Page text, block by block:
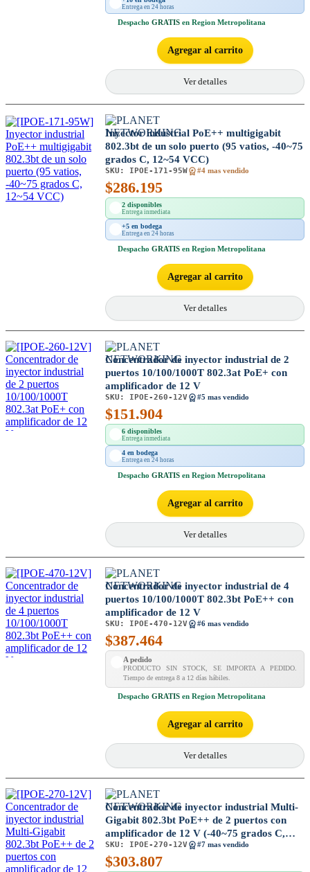
Entrega en 24 horas
Despacho GRATIS en Region Metropolitana
Agregar al carrito
Ver detalles
Inyector industrial PoE++ multigigabit
802.3bt de un solo puerto (95 vatios, -40~75
grados C, 12~54 VCC)
SKU: IPOE-171-95W #4 mas vendido
$286.195
2 disponibles
Entrega inmediata
+5 en bodega
Entrega en 24 horas
Despacho GRATIS en Region Metropolitana
Agregar al carrito
Ver detalles
Concentrador de inyector industrial de 2
puertos 10/100/1000T 802.3at PoE+ con
amplificador de 12 V
SKU: IPOE-260-12V #5 mas vendido
$151.904
6 disponibles
Entrega inmediata
4 en bodega
Entrega en 24 horas
Despacho GRATIS en Region Metropolitana
Agregar al carrito
Ver detalles
Concentrador de inyector industrial de 4
puertos 10/100/1000T 802.3bt PoE++ con
amplificador de 12 V
SKU: IPOE-470-12V #6 mas vendido
$387.464
A pedido
PRODUCTO SIN STOCK, SE IMPORTA A PEDIDO.
Tiempo de entrega 8 a 12 días hábiles.
Despacho GRATIS en Region Metropolitana
Agregar al carrito
Ver detalles
Concentrador de inyector industrial Multi-
Gigabit 802.3bt PoE++ de 2 puertos con
amplificador de 12 V (-40~75 grados C,
12~54 VCC)
SKU: IPOE-270-12V #7 mas vendido
$303.807